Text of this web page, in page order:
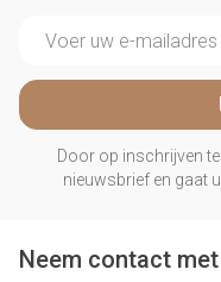
Door op inschrijven
nieuwsbrief en gaat
Neem contact